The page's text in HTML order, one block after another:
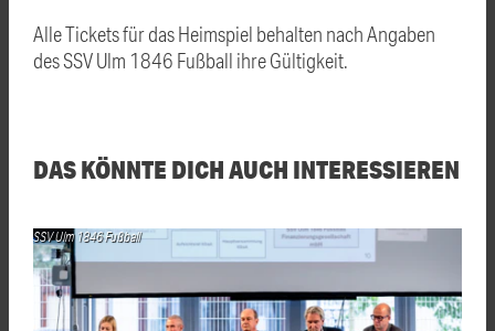
Alle Tickets für das Heimspiel behalten nach Angaben
des SSV Ulm 1846 Fußball ihre Gültigkeit.
DAS KÖNNTE DICH AUCH INTERESSIEREN
SSV Ulm 1846 Fußball